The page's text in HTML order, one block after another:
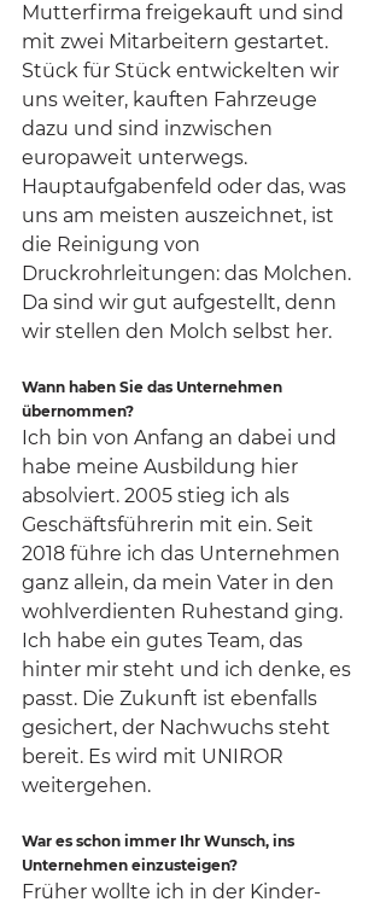
Mutterfirma freigekauft und sind
mit zwei Mitarbeitern gestartet.
Stück für Stück entwickelten wir
uns weiter, kauften Fahrzeuge
dazu und sind inzwischen
europaweit unterwegs.
Hauptaufgabenfeld oder das, was
uns am meisten auszeichnet, ist
die Reinigung von
Druckrohrleitungen: das Molchen.
Da sind wir gut aufgestellt, denn
wir stellen den Molch selbst her.
Wann haben Sie das Unternehmen
übernommen?
Ich bin von Anfang an dabei und
habe meine Ausbildung hier
absolviert. 2005 stieg ich als
Geschäftsführerin mit ein. Seit
2018 führe ich das Unternehmen
ganz allein, da mein Vater in den
wohlverdienten Ruhestand ging.
Ich habe ein gutes Team, das
hinter mir steht und ich denke, es
passt. Die Zukunft ist ebenfalls
gesichert, der Nachwuchs steht
bereit. Es wird mit UNIROR
weitergehen.
War es schon immer Ihr Wunsch, ins
Unternehmen einzusteigen?
Früher wollte ich in der Kinder-